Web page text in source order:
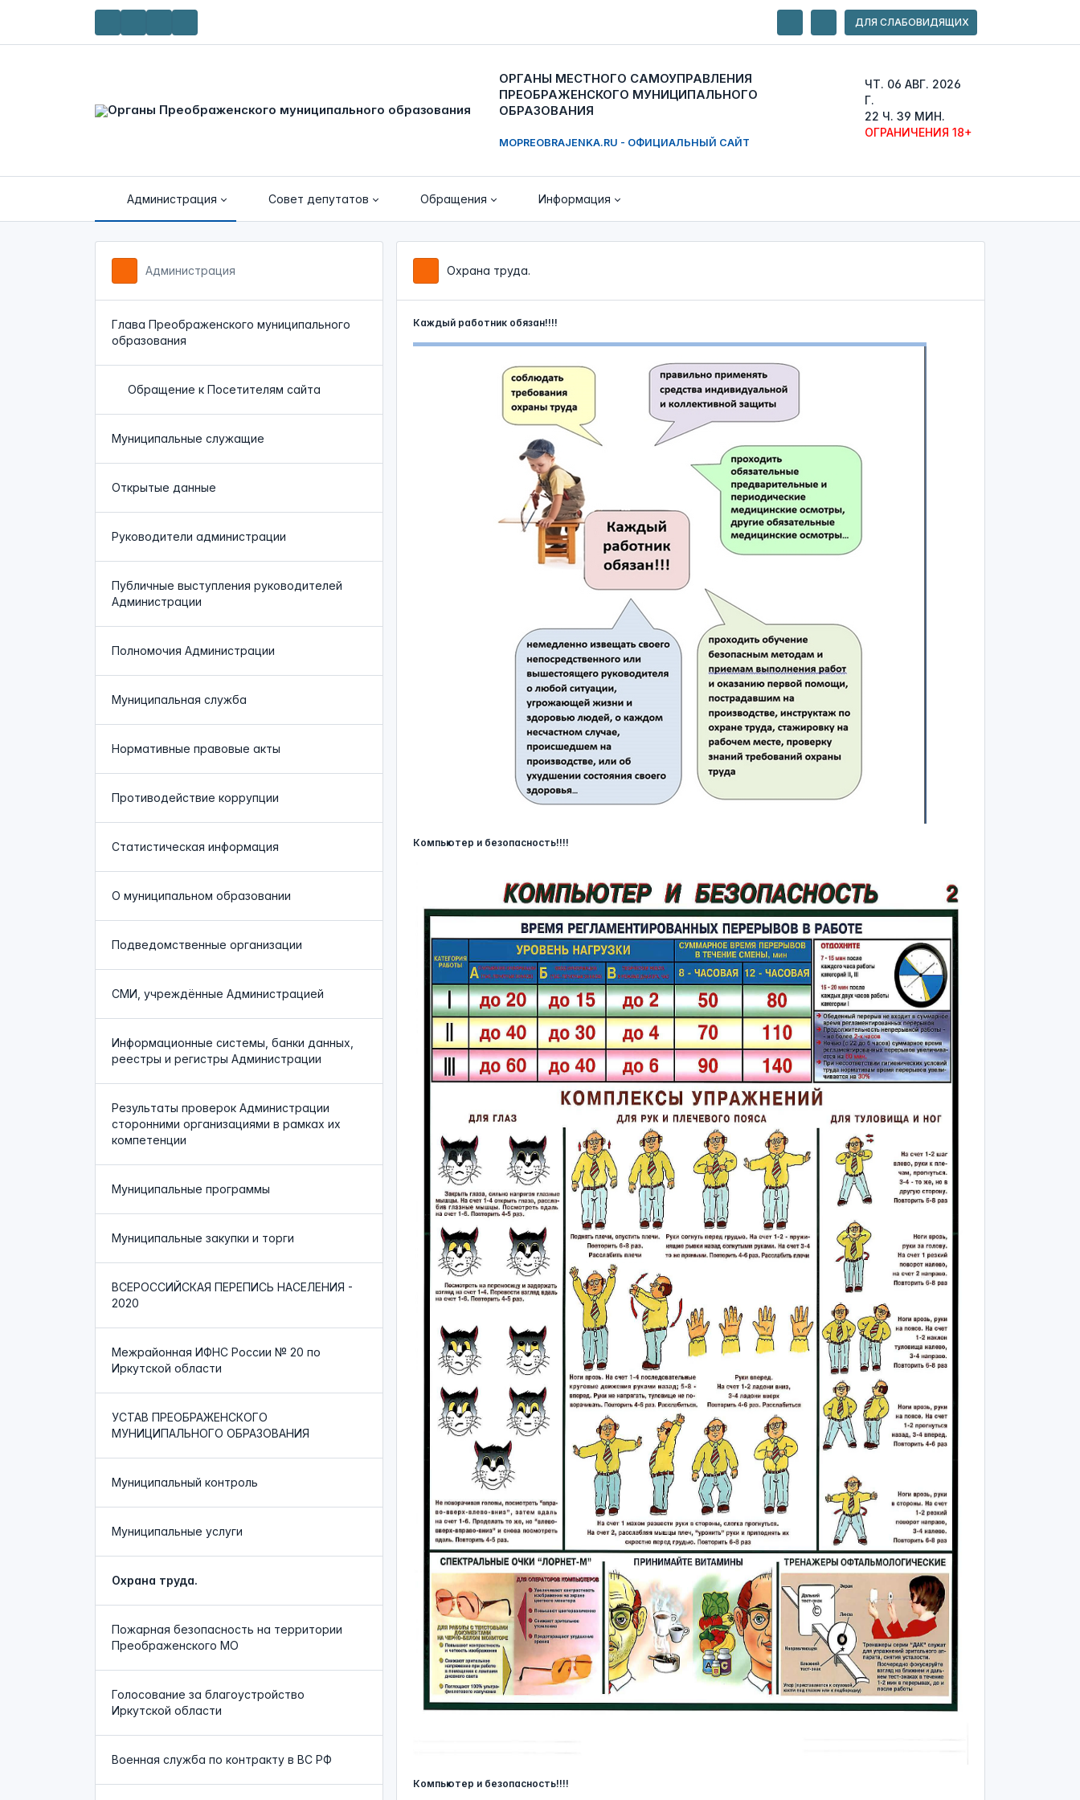
ДЛЯ СЛАБОВИДЯЩИХ
ОРГАНЫ МЕСТНОГО САМОУПРАВЛЕНИЯ
ПРЕОБРАЖЕНСКОГО МУНИЦИПАЛЬНОГО
ОБРАЗОВАНИЯ
MOPREOBRAJENKA.RU - ОФИЦИАЛЬНЫЙ САЙТ
ЧТ. 06 АВГ. 2026
Г.
22 Ч. 39 МИН.
ОГРАНИЧЕНИЯ 18+
Администрация Совет депутатов Обращения Информация
Администрация
Глава Преображенского муниципального
образования
Обращение к Посетителям сайта
Муниципальные служащие
Открытые данные
Руководители администрации
Публичные выступления руководителей
Администрации
Полномочия Администрации
Муниципальная служба
Нормативные правовые акты
Противодействие коррупции
Статистическая информация
О муниципальном образовании
Подведомственные организации
СМИ, учреждённые Администрацией
Информационные системы, банки данных,
реестры и регистры Администрации
Результаты проверок Администрации
сторонними организациями в рамках их
компетенции
Муниципальные программы
Муниципальные закупки и торги
ВСЕРОССИЙСКАЯ ПЕРЕПИСЬ НАСЕЛЕНИЯ -
2020
Межрайонная ИФНС России № 20 по
Иркутской области
УСТАВ ПРЕОБРАЖЕНСКОГО
МУНИЦИПАЛЬНОГО ОБРАЗОВАНИЯ
Муниципальный контроль
Муниципальные услуги
Охрана труда.
Пожарная безопасность на территории
Преображенского МО
Голосование за благоустройство
Иркутской области
Военная служба по контракту в ВС РФ
Охрана труда.
Каждый работник обязан!!!!
Компьютер и безопасность!!!!
Компьютер и безопасность!!!!